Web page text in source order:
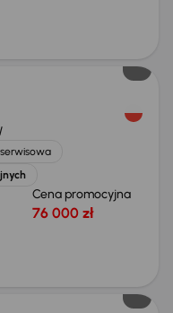
Cena promocyjna
76 000 zł